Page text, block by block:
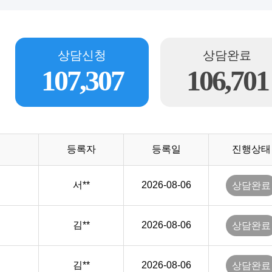
상담신청
107,307
상담완료
106,701
등록자 등록일 진행상태
서** 2026-08-06 상담완료
김** 2026-08-06 상담완료
김** 2026-08-06 상담완료